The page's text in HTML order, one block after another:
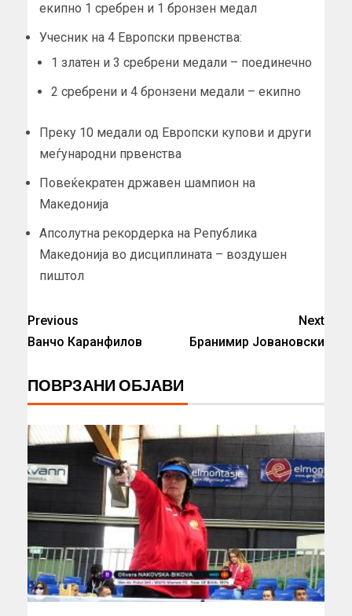
екипно 1 сребрен и 1 бронзен медал
Учесник на 4 Европски првенства:
1 златен и 3 сребрени медали – поединечно
2 сребрени и 4 бронзени медали – екипно
Преку 10 медали од Европски купови и други
меѓународни првенства
Повеќекратен државен шампион на
Македонија
Апсолутна рекордерка на Република
Македонија во дисциплината – воздушен
пиштол
Previous
Ванчо Каранфилов
Next
Бранимир Jовановски
ПОВРЗАНИ ОБЈАВИ